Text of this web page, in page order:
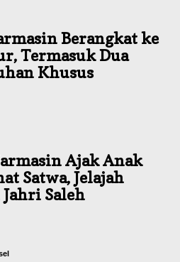
Berangkat ke
Termasuk Dua
Khusus
Ajak Anak
Satwa, Jelajah
Saleh